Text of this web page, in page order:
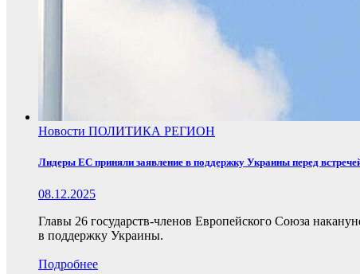
Новости ПОЛИТИКА РЕГИОН
Лидеры ЕС приняли заявление в поддержку Украины перед
08.12.2025
Главы 26 государств-членов Европейского Союза
в поддержку Украины.
Подробнее